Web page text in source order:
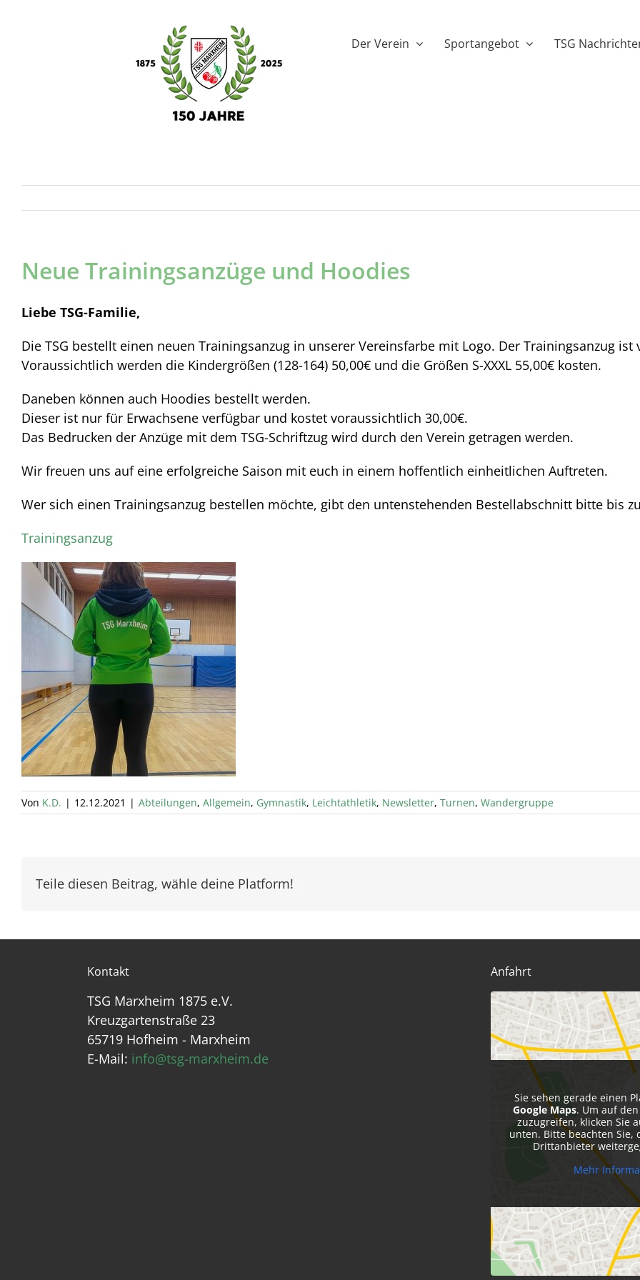
Der Verein Sportangebot TSG
Neue Trainingsanzüge und Hoodies
Liebe TSG-Familie,
Die TSG bestellt einen neuen Trainingsanzug in unserer Vereinsfarbe mit Logo. Der Trainingsanzug ist
Voraussichtlich werden die Kindergrößen (128-164) 50,00€ und die Größen S-XXXL 55,00€ kosten.
Daneben können auch Hoodies bestellt werden.
Dieser ist nur für Erwachsene verfügbar und kostet voraussichtlich 30,00€.
Das Bedrucken der Anzüge mit dem TSG-Schriftzug wird durch den Verein getragen werden.
Wir freuen uns auf eine erfolgreiche Saison mit euch in einem hoffentlich einheitlichen Auftreten.
Wer sich einen Trainingsanzug bestellen möchte, gibt den untenstehenden Bestellabschnitt bitte bis
Trainingsanzug
Von K.D. | 12.12.2021 | Abteilungen, Allgemein, Gymnastik, Leichtathletik, Newsletter, Turnen, Wandergruppe
Teile diesen Beitrag, wähle deine Platform!
Kontakt
TSG Marxheim 1875 e.V.
Kreuzgartenstraße 23
65719 Hofheim - Marxheim
E-Mail: info@tsg-marxheim.de
Anfahrt
Sie sehen gerade einen
Google Maps. Um auf
zuzugreifen, klicken Sie
unten. Bitte beachten Sie,
Drittanbieter
Mehr